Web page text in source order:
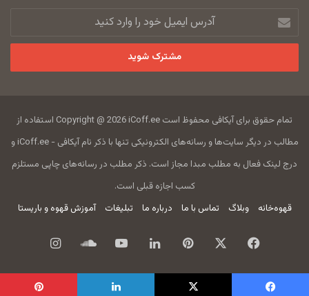
آدرس
ایمیل
خود
وارد
تمام حقوق برای آیکافی محفوظ است Copyright @ 2026 iCoff.ee استفاده از
مطالب در دیگر سایت‌ها و رسانه‌های الکترونیکی تنها با ذکر نام آیکافی - iCoff.ee و
درج لینک فعال به مطلب مبدا مجاز است. ذکر مطلب در رسانه‌های چاپی مستلزم
کسب اجازه قبلی است.
قهوه‌خانه
وبلاگ تماس با ما درباره ما تبلیغات آموزش قهوه و باریستا
فیس
بوک
‫پین‌ترست لینکدین یوتیوبساند
کلود